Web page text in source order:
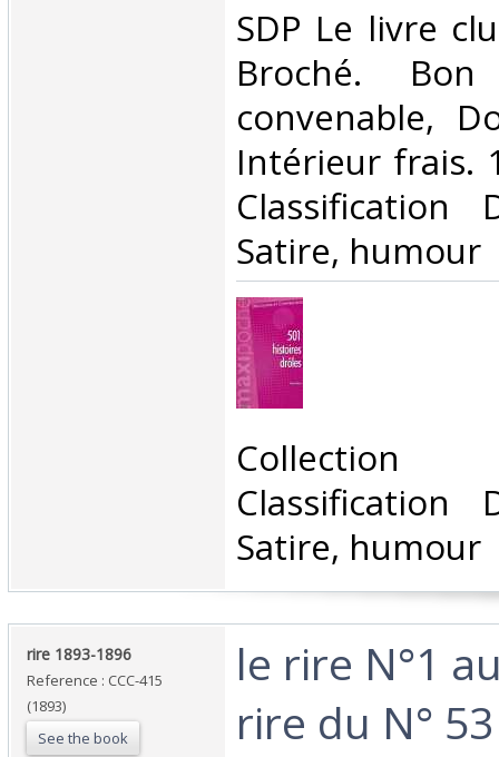
‎SDP Le livre
Broché.
convenable,
Intérieur frais.
Classification
Satire, humour‎
‎Collection
Classification
Satire, humour‎
‎rire 1893-1896‎
Reference : CCC-415
(1893)
See the book
‎le rire N°1
rire du N°